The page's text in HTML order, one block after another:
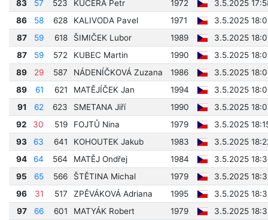
83 57 523 KUČERA Petr 1972
3.5.2025
86
58 628 KALIVODA Pavel 1971
3.5.2025
87
59 618 ŠIMIČEK Lubor 1989
3.5.2025
87
59 572 KUBEC Martin 1990
3.5.2025
89
29 587 NÁDENÍČKOVÁ Zuzana 1986
3.5.2025
89
61 621 MATĚJÍČEK Jan 1994
3.5.2025
91
62 623 SMETANA Jiří 1990
3.5.2025
92
30 519 FOJTŮ Nina 1979
3.5.2025
93
63 641 KOHOUTEK Jakub 1983
3.5.2025
94
64 564 MATĚJ Ondřej 1984
3.5.2025
95
65 566 ŠTĚTINA Michal 1979
3.5.2025
96
31 517 ZPĚVÁKOVÁ Adriana 1995
3.5.2025
97
66 601 MATYÁK Robert 1979
3.5.2025